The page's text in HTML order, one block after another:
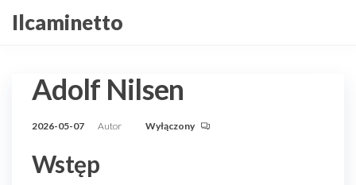
Przejdź
doIlcaminetto
Adolf Nilsen
2026-05-07 Autor Wyłączony
Wstęp